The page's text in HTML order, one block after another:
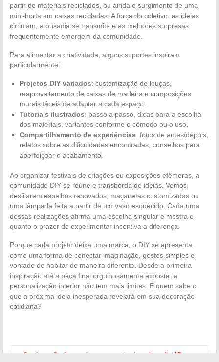
partir de materiais reciclados, ou ainda o surgimento de uma
mini-horta em caixas recicladas. A força do coletivo: as ideias
circulam, a ousadia se transmite e as melhores surpresas
frequentemente emergem da comunidade.
Para alimentar a criatividade, alguns suportes inspiram
particularmente:
Projetos DIY variados: customização de louças,
reaproveitamento de caixas de madeira e composições
murais fáceis de adaptar a cada espaço.
Tutoriais ilustrados: passo a passo, dicas para a escolha
dos materiais, variantes conforme o cômodo ou o uso.
Compartilhamento de experiências: fotos de antes/depois,
relatos sobre as dificuldades encontradas, conselhos para
aperfeiçoar o acabamento.
Ao organizar festivais de criações ou exposições efêmeras, a
comunidade DIY se reúne e transborda de ideias. Vemos
desfilarem espelhos renovados, maçanetas customizadas ou
uma lâmpada feita a partir de um vaso esquecido. Cada uma
dessas realizações afirma uma escolha singular e mostra o
quanto o prazer de experimentar incentiva a diferença.
Porque cada projeto deixa uma marca, o DIY se apresenta
como uma forma de conectar imaginação, gestos simples e
vontade de habitar de maneira diferente. Desde a primeira
inspiração até a peça final orgulhosamente exposta, a
personalização interior não tem mais limites. E quem sabe o
que a próxima ideia inesperada revelará em sua decoração
cotidiana?
Quais profissões após uma escola de animação 3D em